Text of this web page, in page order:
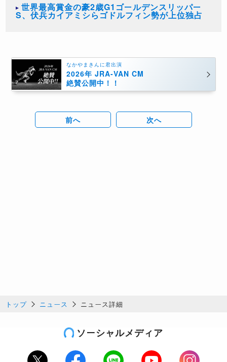
世界最高賞金の豪2歳G1ゴールデンスリッパー
S、伏兵カイアミシらゴドルフィン勢が上位独占
なかやまきんに君出演
2026年 JRA-VAN CM
絶賛公開中！！
前へ 次へ
トップ ニュース ニュース詳細
ソーシャルメディア